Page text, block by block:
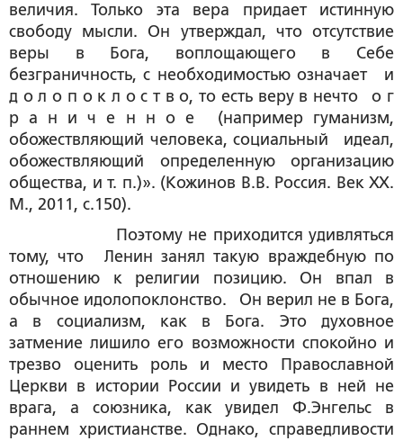
величия. Только эта вера придает истинную
свободу мысли. Он утверждал, что отсутствие
веры в Бога, воплощающего в Себе
безграничность, с необходимостью означает и
д о л о п о к л о с т в о, то есть веру в нечто о г
р а н и ч е н н о е (например гуманизм,
обожествляющий человека, социальный идеал,
обожествляющий определенную организацию
общества, и т. п.)». (Кожинов В.В. Россия. Век ХХ.
М., 2011, с.150).
Поэтому не приходится удивляться
тому, что Ленин занял такую враждебную по
отношению к религии позицию. Он впал в
обычное идолопоклонство. Он верил не в Бога,
а в социализм, как в Бога. Это духовное
затмение лишило его возможности спокойно и
трезво оценить роль и место Православной
Церкви в истории России и увидеть в ней не
врага, а союзника, как увидел Ф.Энгельс в
раннем христианстве. Однако, справедливости